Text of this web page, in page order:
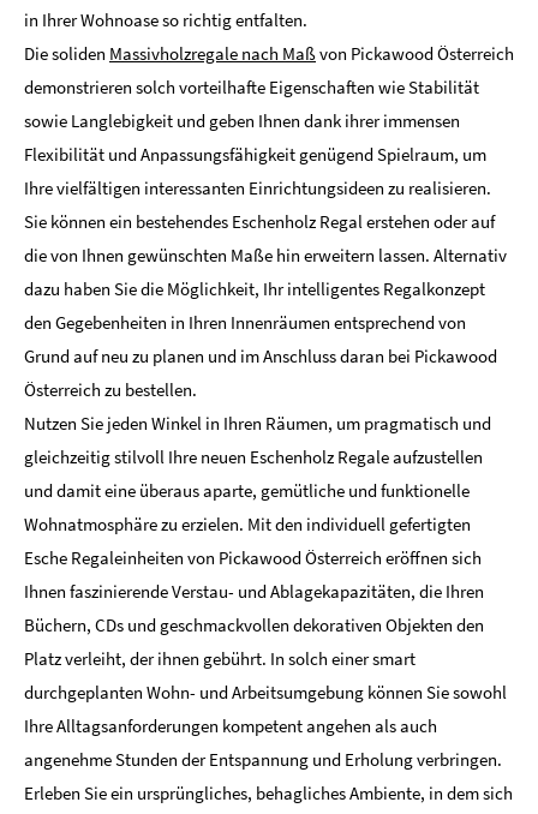
in Ihrer Wohnoase so richtig entfalten.
Die soliden Massivholzregale nach Maßvon Pickawood Österreich
demonstrieren solch vorteilhafte Eigenschaften wie Stabilität
sowie Langlebigkeit und geben Ihnen dank ihrer immensen
Flexibilität und Anpassungsfähigkeit genügend Spielraum, um
Ihre vielfältigen interessanten Einrichtungsideen zu realisieren.
Sie können ein bestehendes Eschenholz Regal erstehen oder auf
die von Ihnen gewünschten Maße hin erweitern lassen. Alternativ
dazu haben Sie die Möglichkeit, Ihr intelligentes Regalkonzept
den Gegebenheiten in Ihren Innenräumen entsprechend von
Grund auf neu zu planen und im Anschluss daran bei Pickawood
Österreich zu bestellen.
Nutzen Sie jeden Winkel in Ihren Räumen, um pragmatisch und
gleichzeitig stilvoll Ihre neuen Eschenholz Regale aufzustellen
und damit eine überaus aparte, gemütliche und funktionelle
Wohnatmosphäre zu erzielen. Mit den individuell gefertigten
Esche Regaleinheiten von Pickawood Österreich eröffnen sich
Ihnen faszinierende Verstau- und Ablagekapazitäten, die Ihren
Büchern, CDs und geschmackvollen dekorativen Objekten den
Platz verleiht, der ihnen gebührt. In solch einer smart
durchgeplanten Wohn- und Arbeitsumgebung können Sie sowohl
Ihre Alltagsanforderungen kompetent angehen als auch
angenehme Stunden der Entspannung und Erholung verbringen.
Erleben Sie ein ursprüngliches, behagliches Ambiente, in dem sich